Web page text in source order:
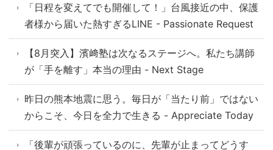
「日程を変えてでも開催して！」台風接近の中、保護
者様から届いた熱すぎるLINE - Passionate Request
【8月突入】濱﨑塾は次なるステージへ。私たち講師
が「手を離す」本当の理由 - Next Stage
昨日の熊本地震に思う。毎日が「当たり前」ではない
からこそ、今日を全力で生きる - Appreciate Today
「後輩が頑張っているのに、先輩が止まってどうす